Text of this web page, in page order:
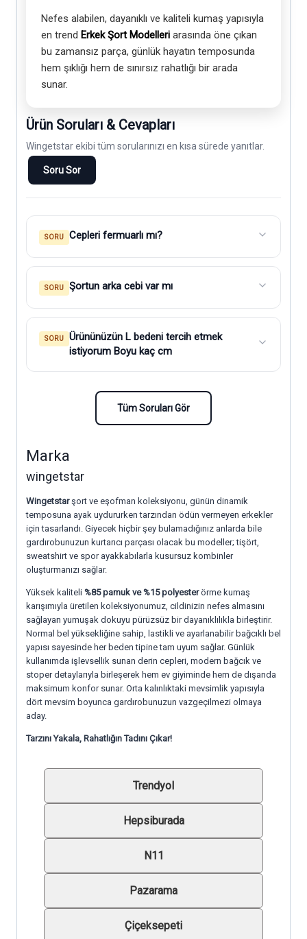
Nefes alabilen, dayanıklı ve kaliteli kumaş yapısıyla
en trend Erkek Şort Modelleri arasında öne çıkan
bu zamansız parça, günlük hayatın temposunda
hem şıklığı hem de sınırsız rahatlığı bir arada
sunar.
Ürün Soruları & Cevapları
Wingetstar ekibi tüm sorularınızı en kısa sürede yanıtlar.
Soru Sor
SORU Cepleri fermuarlı mı?
SORU Şortun arka cebi var mı
SORU
Ürününüzün L bedeni tercih etmek
istiyorum Boyu kaç cm
Tüm Soruları Gör
Marka
wingetstar
Wingetstarşort ve eşofman koleksiyonu, günün dinamik
temposuna ayak uydururken tarzından ödün vermeyen erkekler
için tasarlandı. Giyecek hiçbir şey bulamadığınız anlarda bile
gardırobunuzun kurtarıcı parçası olacak bu modeller; tişört,
sweatshirt ve spor ayakkabılarla kusursuz kombinler
oluşturmanızı sağlar.
Yüksek kaliteli %85 pamuk ve %15 polyesterörme kumaş
karışımıyla üretilen koleksiyonumuz, cildinizin nefes almasını
sağlayan yumuşak dokuyu pürüzsüz bir dayanıklılıkla birleştirir.
Normal bel yüksekliğine sahip, lastikli ve ayarlanabilir bağcıklı bel
yapısı sayesinde her beden tipine tam uyum sağlar. Günlük
kullanımda işlevsellik sunan derin cepleri, modern bağcık ve
stoper detaylarıyla birleşerek hem ev giyiminde hem de dışarıda
maksimum konfor sunar. Orta kalınlıktaki mevsimlik yapısıyla
dört mevsim boyunca gardırobunuzun vazgeçilmezi olmaya
aday.
Tarzını Yakala, Rahatlığın Tadını Çıkar!
Trendyol
Hepsiburada
N11
Pazarama
Çiçeksepeti